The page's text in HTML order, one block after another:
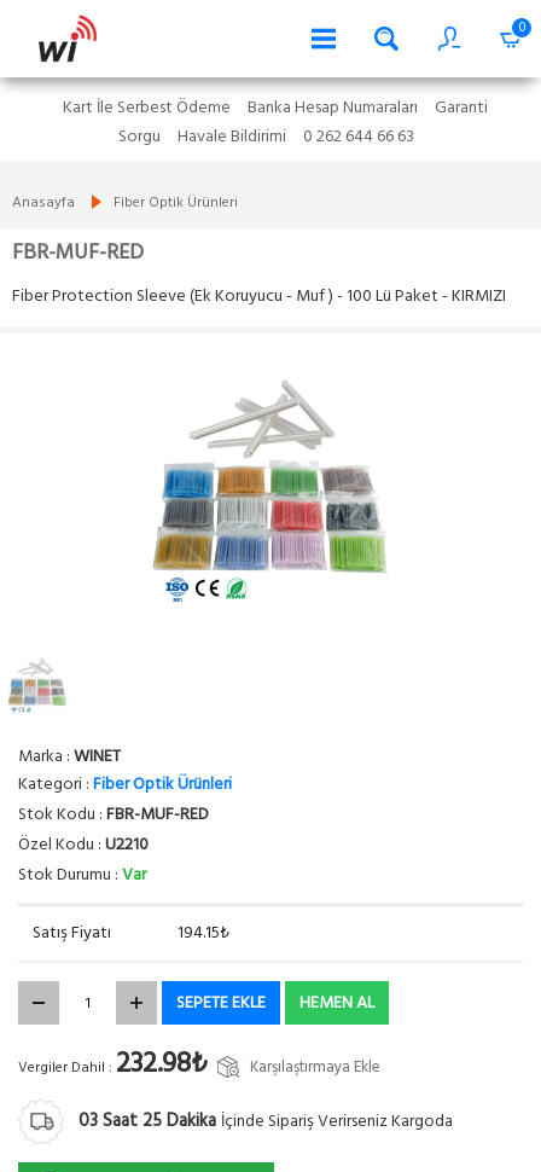
0
Kart İle Serbest Ödeme Banka Hesap Numaraları
Garanti
Sorgu
Havale Bildirimi 0 262 644 66 63
Anasayfa Fiber Optik Ürünleri
FBR-MUF-RED
Fiber Protection Sleeve (Ek Koruyucu - Muf ) - 100 Lü Paket - KIRMIZI
Marka :WINET
Kategori :Fiber Optik Ürünleri
Stok Kodu :FBR-MUF-RED
Özel Kodu :U2210
Stok Durumu :Var
Satış Fiyatı 194.15₺
SEPETE EKLE HEMEN AL
Vergiler Dahil : 232.98₺ Karşılaştırmaya Ekle
03Saat 25Dakika İçinde Sipariş Verirseniz Kargoda